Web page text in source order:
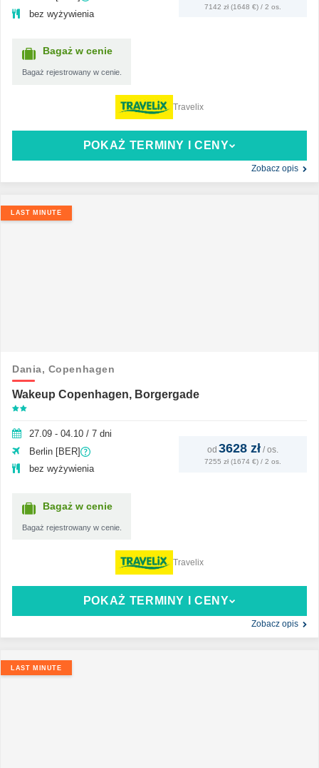
bez wyżywienia
Bagaż w cenie
Bagaż rejestrowany w cenie.
7142 zł (1648 €) / 2 os.
POKAŻ TERMINY I CENY
Zobacz opis
Travelix
LAST MINUTE
Dania, Copenhagen
Wakeup Copenhagen, Borgergade
27.09 - 04.10 / 7 dni
Berlin [BER]
bez wyżywienia
Bagaż w cenie
Bagaż rejestrowany w cenie.
od 3628 zł / os.
7255 zł (1674 €) / 2 os.
POKAŻ TERMINY I CENY
Zobacz opis
Travelix
LAST MINUTE